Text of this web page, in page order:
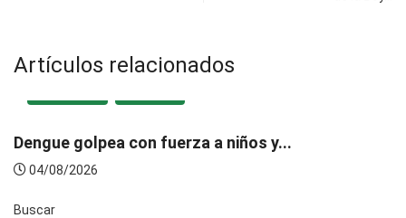
Artículos relacionados
Dengue golpea con fuerza a niños y...
04/08/2026
Buscar